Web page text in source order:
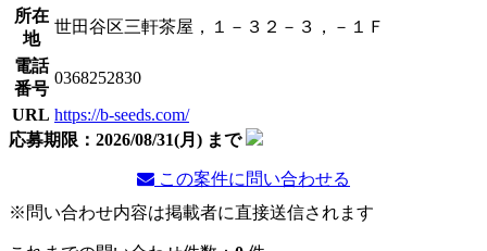
所在
地
世田谷区三軒茶屋，１－３２－３，－１Ｆ
電話
番号
0368252830
URL https://b-seeds.com/
応募期限：2026/08/31(月) まで
この案件に問い合わせる
※問い合わせ内容は掲載者に直接送信されます